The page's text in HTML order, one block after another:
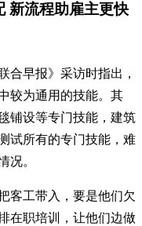
新流程助雇主更快
合早报》采访时指出，
较为通用的技能。其
铺设等专门技能，建筑
试所有的专门技能，难
况。
客工带入，要是他们欠
在职培训，让他们边做